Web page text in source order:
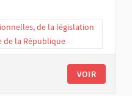
de la législation
de la République
VOIR